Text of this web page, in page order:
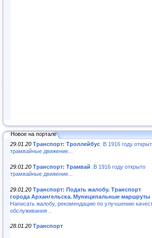
Новое на портале
29.01.20 Транспорт: Троллейбус .В 1916 году
трамвайные движение...
29.01.20 Транспорт: Трамвай .В 1916 году открыто
трамвайные движение...
29.01.20 Транспорт: Подать жалобу. Транспорт
города Архангельска. Муниципальные маршруты
Написать жалобу, рекомендацию по улучшению
обслуживания ..
28.01.20 Транспорт